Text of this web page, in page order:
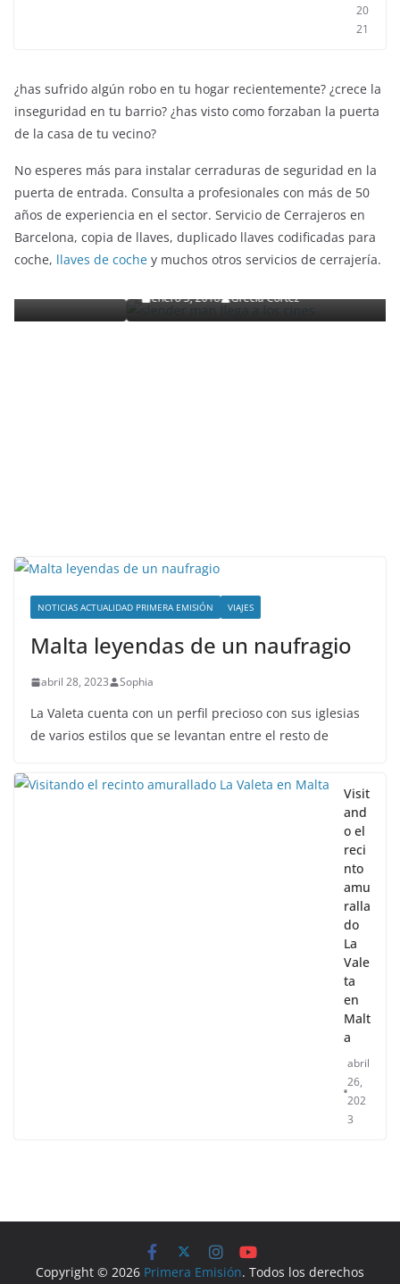
20
21
¿has sufrido algún robo en tu hogar recientemente? ¿crece la
inseguridad en tu barrio? ¿has visto como forzaban la puerta
de la casa de tu vecino?
No esperes más para instalar cerraduras de seguridad en la
puerta de entrada. Consulta a profesionales con más de 50
años de experiencia en el sector. Servicio de Cerrajeros en
Barcelona, copia de llaves, duplicado llaves codificadas para
coche, llaves de coche y muchos otros servicios de cerrajería.
ENTRETENIMIENTO Y CURIOSIDADES LIBROS CINE Y TV
Slender Man llega al cine y te mostramos todos los
detalles
enero 3, 2018 Grecia Cortez
NOTICIAS ACTUALIDAD PRIMERA EMISIÓN VIAJES
Malta leyendas de un naufragio
abril 28, 2023 Sophia
La Valeta cuenta con un perfil precioso con sus iglesias
de varios estilos que se levantan entre el resto de
Visit
and
o el
reci
nto
amu
ralla
do
La
Vale
ta
en
Malt
a
abril
26,
202
3
Copyright © 2026 Primera Emisión. Todos los derechos